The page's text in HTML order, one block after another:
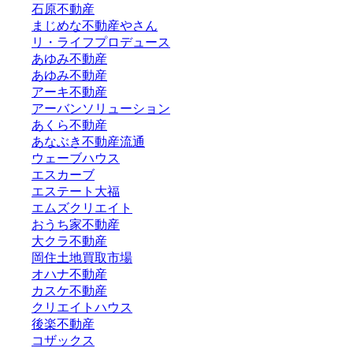
石原不動産
まじめな不動産やさん
リ・ライフプロデュース
あゆみ不動産
あゆみ不動産
アーキ不動産
アーバンソリューション
あくら不動産
あなぶき不動産流通
ウェーブハウス
エスカーブ
エステート大福
エムズクリエイト
おうち家不動産
大クラ不動産
岡住土地買取市場
オハナ不動産
カスケ不動産
クリエイトハウス
後楽不動産
コザックス